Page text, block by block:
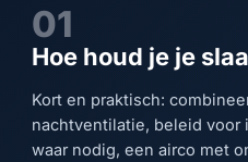
01
Hoe houd je je
Kort en praktisch:
nachtventilatie, beleid voor
waar nodig, een airco met